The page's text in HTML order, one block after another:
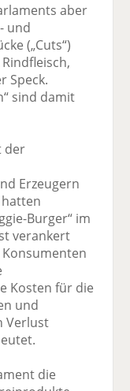
aber
und
(„Cuts“)
Speck.
sind damit
der
Erzeugern
Burger“ im
verankert
Kosten für die
und
Verlust
die